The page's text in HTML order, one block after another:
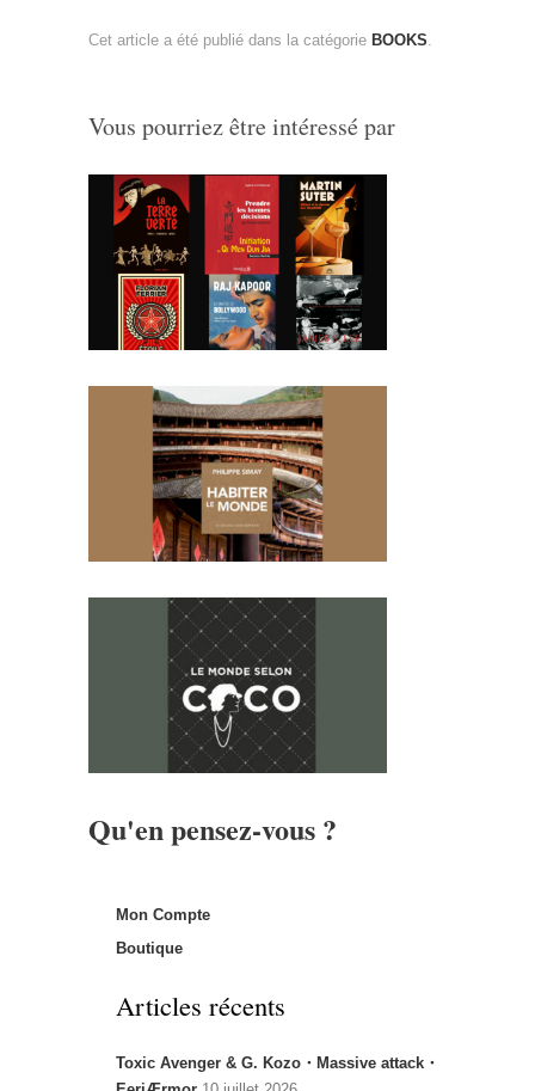
Cet article a été publié dans la catégorie BOOKS
Vous pourriez être intéressé par
Qu'en pensez-vous ?
Mon Compte
Boutique
Articles récents
Toxic Avenger & G. Kozo・Massive attack・